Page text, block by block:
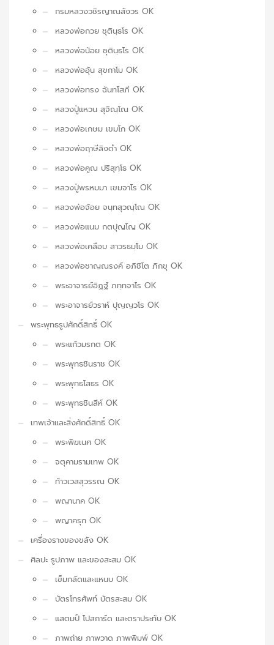
กรมหลวงวชิรญาณสังวร OK
หลวงพ่อกวย ชุตินฺธโร OK
หลวงพ่อน้อย ชุตินฺธโร OK
หลวงพ่ออุ้น สุขกาโม OK
หลวงพ่อทรง ฉันทโสภี OK
หลวงปู่แหวน สุจิณฺโณ OK
หลวงพ่อเกษม เขมโก OK
หลวงพ่อฤาษีลิงดำ OK
หลวงพ่อคูณ ปริสุทฺโธ OK
หลวงปู่พรหมมา เขมจาโร OK
หลวงพ่อจ้อย จนฺทสุวณฺโณ OK
หลวงพ่อแนม กตปุญโญ OK
หลวงพ่อเคลือบ สาวรธมฺโม OK
หลวงพ่อชาญณรงค์ อภิชิโต ภิกขุ OK
พระอาจารย์อิฏฐ์ ภทฺทจาโร OK
พระอาจารย์วราห์ ปุญญวโร OK
พระพุทธรูปศักดิ์สิทธิ์ OK
พระแก้วมรกต OK
พระพุทธชินราช OK
พระพุทธโสธร OK
พระพุทธชินสีห์ OK
เทพเจ้าและสิ่งศักดิ์สิทธิ์ OK
พระพิฆเนศ OK
จตุคามรามเทพ OK
ท้าวเวสสุวรรณ OK
พญานาค OK
พญาครุฑ OK
เครื่องรางของขลัง OK
ศิลปะ รูปภาพ และของสะสม OK
เข็มกลัดและแหนบ OK
บัตรโทรศัพท์ บัตรสะสม OK
แสตมป์ โปสการ์ด และตราประทับ OK
ภาพถ่าย ภาพวาด ภาพพิมพ์ OK